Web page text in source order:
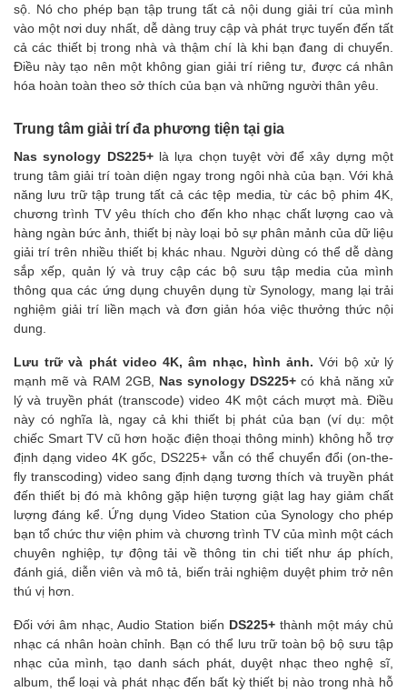
sộ. Nó cho phép bạn tập trung tất cả nội dung giải trí của mình
vào một nơi duy nhất, dễ dàng truy cập và phát trực tuyến đến tất
cả các thiết bị trong nhà và thậm chí là khi bạn đang di chuyển.
Điều này tạo nên một không gian giải trí riêng tư, được cá nhân
hóa hoàn toàn theo sở thích của bạn và những người thân yêu.
Trung tâm giải trí đa phương tiện tại gia
Nas synology DS225+là lựa chọn tuyệt vời để xây dựng một
trung tâm giải trí toàn diện ngay trong ngôi nhà của bạn. Với khả
năng lưu trữ tập trung tất cả các tệp media, từ các bộ phim 4K,
chương trình TV yêu thích cho đến kho nhạc chất lượng cao và
hàng ngàn bức ảnh, thiết bị này loại bỏ sự phân mảnh của dữ liệu
giải trí trên nhiều thiết bị khác nhau. Người dùng có thể dễ dàng
sắp xếp, quản lý và truy cập các bộ sưu tập media của mình
thông qua các ứng dụng chuyên dụng từ Synology, mang lại trải
nghiệm giải trí liền mạch và đơn giản hóa việc thưởng thức nội
dung.
Lưu trữ và phát video 4K, âm nhạc, hình ảnh. Với bộ xử lý
mạnh mẽ và RAM 2GB, Nas synology DS225+ có khả năng xử
lý và truyền phát (transcode) video 4K một cách mượt mà. Điều
này có nghĩa là, ngay cả khi thiết bị phát của bạn (ví dụ: một
chiếc Smart TV cũ hơn hoặc điện thoại thông minh) không hỗ trợ
định dạng video 4K gốc, DS225+ vẫn có thể chuyển đổi (on-the-
fly transcoding) video sang định dạng tương thích và truyền phát
đến thiết bị đó mà không gặp hiện tượng giật lag hay giảm chất
lượng đáng kể. Ứng dụng Video Station của Synology cho phép
bạn tổ chức thư viện phim và chương trình TV của mình một cách
chuyên nghiệp, tự động tải về thông tin chi tiết như áp phích,
đánh giá, diễn viên và mô tả, biến trải nghiệm duyệt phim trở nên
thú vị hơn.
Đối với âm nhạc, Audio Station biến DS225+thành một máy chủ
nhạc cá nhân hoàn chỉnh. Bạn có thể lưu trữ toàn bộ bộ sưu tập
nhạc của mình, tạo danh sách phát, duyệt nhạc theo nghệ sĩ,
album, thể loại và phát nhạc đến bất kỳ thiết bị nào trong nhà hỗ